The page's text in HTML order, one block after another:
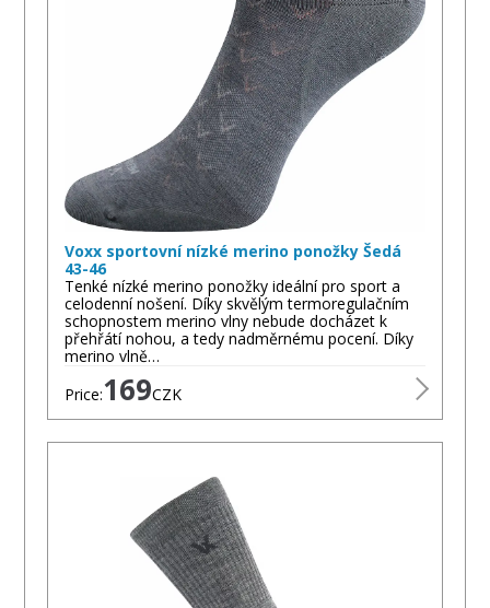
Voxx sportovní nízké merino ponožky Šedá
43-46
Tenké nízké merino ponožky ideální pro sport a
celodenní nošení. Díky skvělým termoregulačním
schopnostem merino vlny nebude docházet k
přehřátí nohou, a tedy nadměrnému pocení. Díky
merino vlně…
Price:169CZK